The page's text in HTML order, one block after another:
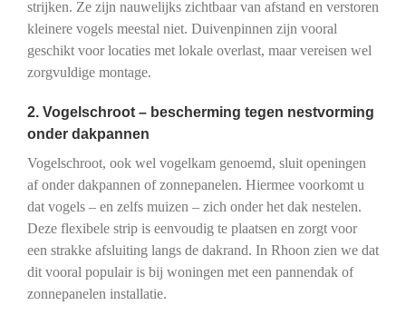
strijken. Ze zijn nauwelijks zichtbaar van afstand en verstoren
kleinere vogels meestal niet. Duivenpinnen zijn vooral
geschikt voor locaties met lokale overlast, maar vereisen wel
zorgvuldige montage.
2. Vogelschroot – bescherming tegen nestvorming
onder dakpannen
Vogelschroot, ook wel vogelkam genoemd, sluit openingen
af onder dakpannen of zonnepanelen. Hiermee voorkomt u
dat vogels – en zelfs muizen – zich onder het dak nestelen.
Deze flexibele strip is eenvoudig te plaatsen en zorgt voor
een strakke afsluiting langs de dakrand. In Rhoon zien we dat
dit vooral populair is bij woningen met een pannendak of
zonnepanelen installatie.